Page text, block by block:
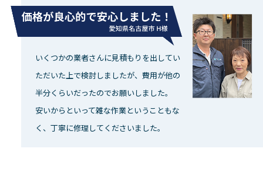
いくつかの業者さんに見積もりを出してい
ただいた上で検討しましたが、費用が他の
半分くらいだったのでお願いしました。
安いからといって雑な作業ということもな
く、丁寧に修理してくださいました。